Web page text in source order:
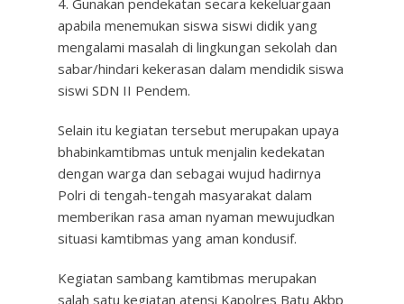
4. Gunakan pendekatan secara kekeluargaan
apabila menemukan siswa siswi didik yang
mengalami masalah di lingkungan sekolah dan
sabar/hindari kekerasan dalam mendidik siswa
siswi SDN II Pendem.
Selain itu kegiatan tersebut merupakan upaya
bhabinkamtibmas untuk menjalin kedekatan
dengan warga dan sebagai wujud hadirnya
Polri di tengah-tengah masyarakat dalam
memberikan rasa aman nyaman mewujudkan
situasi kamtibmas yang aman kondusif.
Kegiatan sambang kamtibmas merupakan
salah satu kegiatan atensi Kapolres Batu Akbp